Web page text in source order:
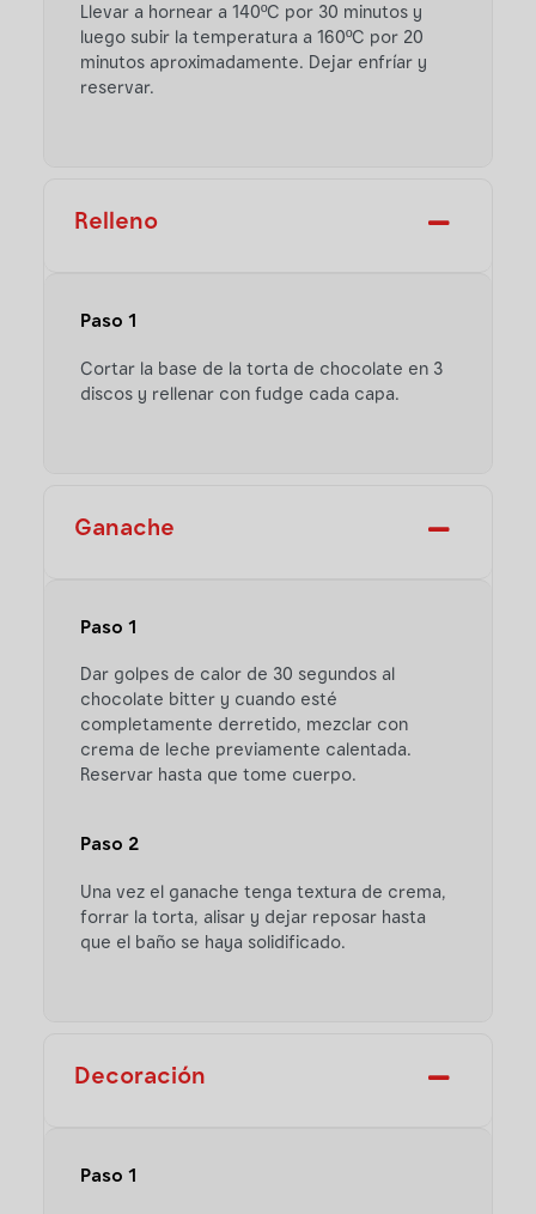
Llevar a hornear a 140ºC por 30 minutos y
luego subir la temperatura a 160ºC por 20
minutos aproximadamente. Dejar enfríar y
reservar.
Relleno
Paso 1
Cortar la base de la torta de chocolate en 3
discos y rellenar con fudge cada capa.
Ganache
Paso 1
Dar golpes de calor de 30 segundos al
chocolate bitter y cuando esté
completamente derretido, mezclar con
crema de leche previamente calentada.
Reservar hasta que tome cuerpo.
Paso 2
Una vez el ganache tenga textura de crema,
forrar la torta, alisar y dejar reposar hasta
que el baño se haya solidificado.
Decoración
Paso 1